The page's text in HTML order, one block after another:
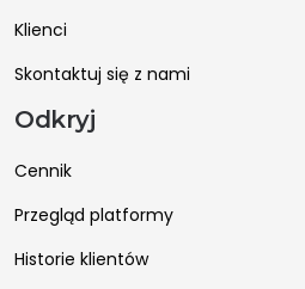
Klienci
Skontaktuj się z nami
Odkryj
Cennik
Przegląd platformy
Historie klientów